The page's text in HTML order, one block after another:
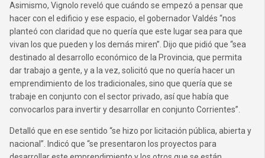
Asimismo, Vignolo reveló que cuándo se empezó a pensar que
hacer con el edificio y ese espacio, el gobernador Valdés “nos
planteó con claridad que no quería que este lugar sea para que
vivan los que pueden y los demás miren”. Dijo que pidió que “sea
destinado al desarrollo económico de la Provincia, que permita
dar trabajo a gente, y a la vez, solicitó que no quería hacer un
emprendimiento de los tradicionales, sino que quería que se
trabaje en conjunto con el sector privado, así que había que
convocarlos para invertir y desarrollar en conjunto Corrientes”.
Detalló que en ese sentido “se hizo por licitación pública, abierta y
nacional”. Indicó que “se presentaron los proyectos para